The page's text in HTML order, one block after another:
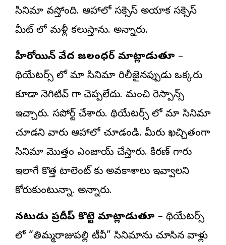
సినిమా వస్తోంది. ఆహాలో సక్సెస్ అయ్యాక సక్సెస్
మీట్ లో మళ్లీ కలుస్తాను. అన్నారు.
హీరోయిన్ వేద జలంధర్ మాట్లాడుతూ –
థియేటర్స్ లో మా సినిమా రిలీజైనప్పుడు ఒక్కరు
కూడా నెగిటివ్ గా చెప్పలేదు. మంచి రెస్పాన్స్
ఇచ్చారు. సపోర్ట్ చేశారు. థియేటర్స్ లో మా సినిమా
చూడని వారు ఆహాలో చూడండి. మీరు ఖచ్చితంగా
సినిమా మొత్తం ఎంజాయ్ చేస్తారు. కిరణ్ గారు
ఇలాగే కొత్త టాలెంట్ కు అవకాశాలు ఇవ్వాలని
కోరుకుంటున్నా. అన్నారు.
నటుడు ప్రదీప్ కొట్టె మాట్లాడుతూ – థియేటర్స్
లో “తిమ్మరాజుపల్లి టీవీ” సినిమాను చూసిన వాళ్లు